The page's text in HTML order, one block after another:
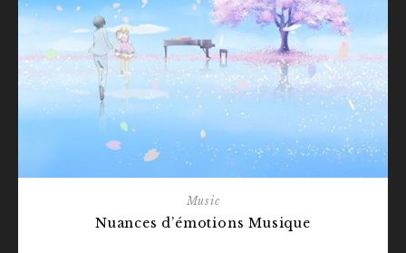
Music
Nuances d’émotions Musique